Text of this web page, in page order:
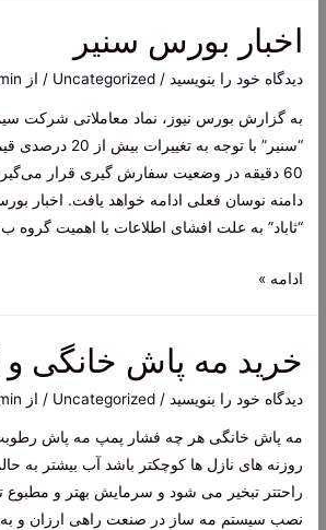
اخبار بورس سنیر
دیدگاه‌ خود را بنویسید /
Uncategorized / از
به گزارش بورس نیوز، نماد معاملاتی شرکت
“سنیر” با توجه به
60 دقیقه در وضعیت سفارش گیری قرار
دامنه نوسان فعلی ادامه خواهد یافت. اخبار
“ثاباد” به علت افشای اطلاعات با اهمیت گروه ب
اخبار
ادامه »
خرید مه پاش خانگی و
دیدگاه‌ خود را بنویسید /
Uncategorized / از
مه پاش خانگی هر چه فشار پمپ مه پاش رطوبت
روزنه های نازل ها کوچکتر باشد آب بیشتر به
راحتتر تبخیر می شود و سرمایش بهتر و مطبوع
نصب سیستم مه ساز در صنعت راهی ارزان و